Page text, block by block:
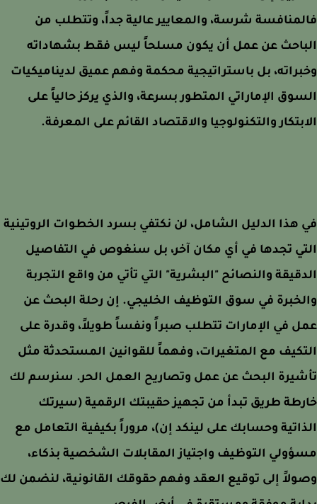
شرسة، والمعايير عالية جداً، وتتطلب من
عن عمل أن يكون مسلحاً ليس فقط بشهاداته
بل باستراتيجية محكمة وفهم عميق لديناميكيات
الإماراتي المتطور بسرعة، والذي يركز حالياً على
والتكنولوجيا والاقتصاد القائم على المعرفة.
هذا الدليل الشامل، لن نكتفي بسرد الخطوات الروتينية
تجدها في أي مكان آخر، بل سنغوص في التفاصيل
والنصائح "البشرية" التي تأتي من واقع التجربة
في سوق التوظيف الخليجي. إن رحلة البحث عن
في الإمارات تتطلب صبراً ونفساً طويلاً، وقدرة على
مع المتغيرات، وفهماً للقوانين المستحدثة مثل
البحث عن عمل وتصاريح العمل الحر. سنرسم لك
طريق تبدأ من تجهيز حقيبتك الرقمية (سيرتك
وحسابك على لينكد إن)، مروراً بكيفية التعامل مع
التوظيف واجتياز المقابلات الشخصية بذكاء،
إلى توقيع العقد وفهم حقوقك القانونية، لنضمن لك